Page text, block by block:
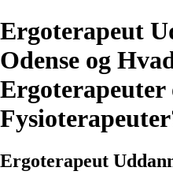
Ergoterapeut
Odense og
Ergoterapeuter
Ergoterapeut